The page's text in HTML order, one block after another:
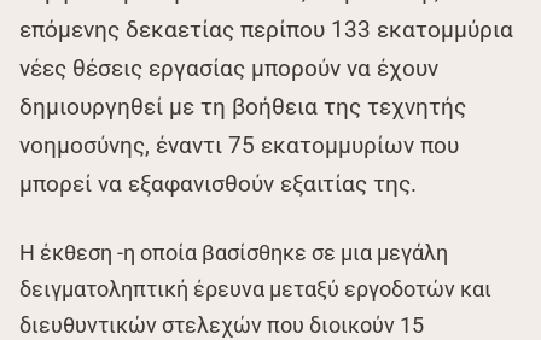
επόμενης δεκαετίας περίπου 133 εκατομμύρια
νέες θέσεις εργασίας μπορούν να έχουν
δημιουργηθεί με τη βοήθεια της τεχνητής
νοημοσύνης, έναντι 75 εκατομμυρίων που
μπορεί να εξαφανισθούν εξαιτίας της.
Η έκθεση -η οποία βασίσθηκε σε μια μεγάλη
δειγματοληπτική έρευνα μεταξύ εργοδοτών και
διευθυντικών στελεχών που διοικούν 15